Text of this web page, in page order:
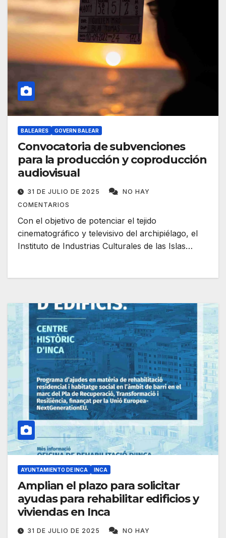
BALEARES GOVERN BALEAR
Convocatoria de subvenciones
para la producción y coproducción
audiovisual
31 DE JULIO DE 2025
NO HAY
COMENTARIOS
Con el objetivo de potenciar el tejido
cinematográfico y televisivo del archipiélago, el
Instituto de Industrias Culturales de las Islas…
AYUNTAMIENTO DE INCA INCA
Amplian el plazo para solicitar
ayudas para rehabilitar edificios y
viviendas en Inca
31 DE JULIO DE 2025
NO HAY